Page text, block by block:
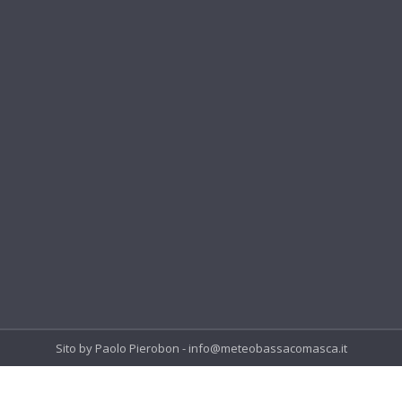
Sito by Paolo Pierobon - info@meteobassacomasca.it